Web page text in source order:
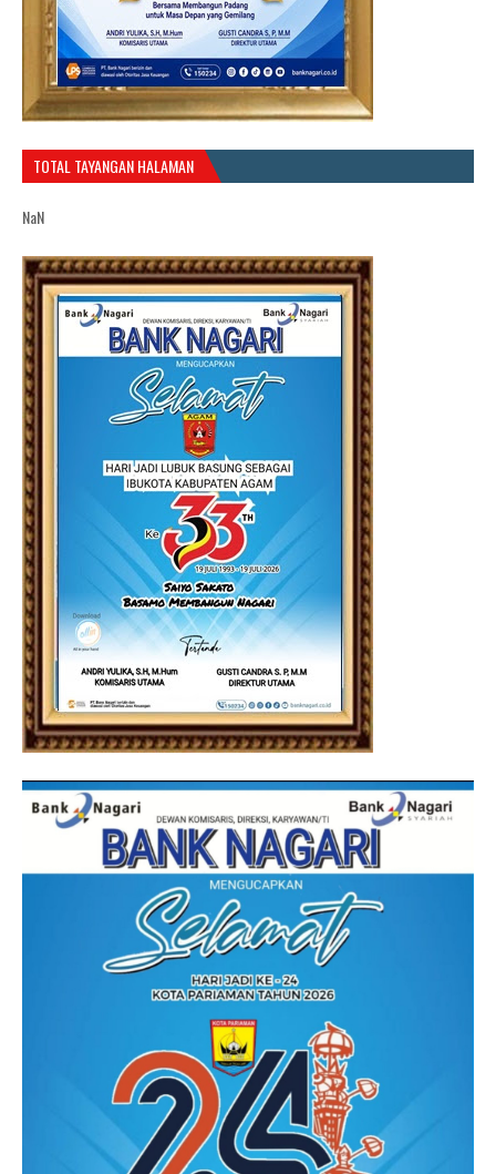
TOTAL TAYANGAN HALAMAN
NaN